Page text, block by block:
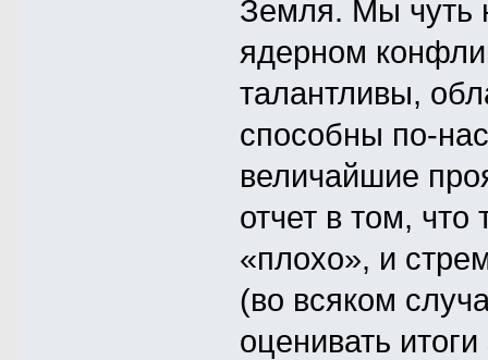
Земля. Мы чуть
ядерном
талантливы,
способны по-
величайшие
отчет в том, что
«плохо», и
(во всяком
оценивать